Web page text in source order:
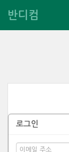
반디컴
로그인